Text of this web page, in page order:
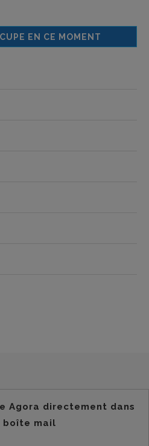
EN CE MOMENT
Agora directement dans
boîte mail